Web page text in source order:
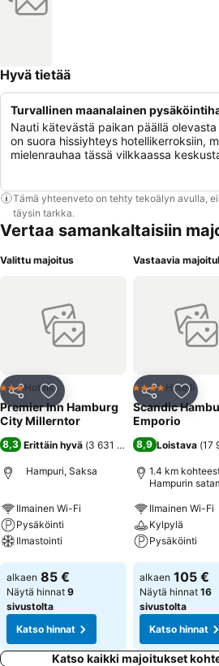
Hyvä tietää
Turvallinen maanalainen
Nauti kätevästä paikan päällä
on suora hissiyhteys hotellikerroksiin,
mielenrauhaa tässä vilkkaassa
Tämä yhteenveto on tehty tekoälyn avulla,
täysin tarkka.
Vertaa samankaltaisiin
Valittu majoitus
Jaa Lisää suosikkeihin
3 Tähtiluokitus
Hotelli
Premier Inn Hamburg
City Millerntor
8,3 Erittäin hyvä (3 631 arviota)
Hampuri, Saksa
Ilmainen Wi-Fi
Pysäköinti
Ilmastointi
Katso hinnat
alkaen 85 €
Näytä hinnat 9
sivustolta
Katso hinnat
Vastaavia
Jaa Lisää
4 Tähtiluokitus
Hotelli
Scandic
Emporio
8,9 Loistava (17
1.4 km
Hampurin
Ilmainen Wi-Fi
Kylpylä
Pysäköinti
Katso hinnat
alkaen 105 €
Näytä hinnat 16
sivustolta
Katso hinnat
Katso kaikki majoitukset